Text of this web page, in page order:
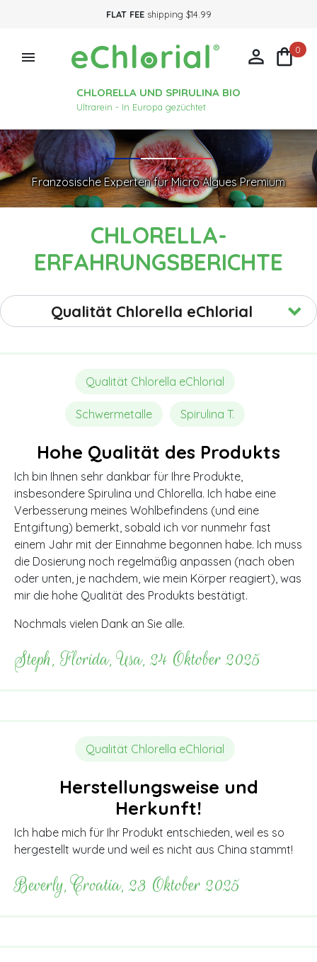
FLAT FEEshipping $14.99

CHLORELLA UND SPIRULINA BIO
Ultrarein - In Europa gezüchtet
 0
Französische Experten für Micro Algues Premium
CHLORELLA-
ERFAHRUNGSBERICHTE
Qualität Chlorella eChlorial
Qualität Chlorella eChlorial
Schwermetalle Spirulina T.
Hohe Qualität des Produkts
Ich bin Ihnen sehr dankbar für Ihre Produkte,
insbesondere Spirulina und Chlorella. Ich habe eine
Verbesserung meines Wohlbefindens (und eine
Entgiftung) bemerkt, sobald ich vor nunmehr fast
einem Jahr mit der Einnahme begonnen habe. Ich muss
die Dosierung noch regelmäßig anpassen (nach oben
oder unten, je nachdem, wie mein Körper reagiert), was
mir die hohe Qualität des Produkts bestätigt.
Nochmals vielen Dank an Sie alle.
Steph, Florida, Usa, 24 Oktober 2025
Qualität Chlorella eChlorial
Herstellungsweise und
Herkunft!
Ich habe mich für Ihr Produkt entschieden, weil es so
hergestellt wurde und weil es nicht aus China stammt!
Beverly, Croatia, 23 Oktober 2025